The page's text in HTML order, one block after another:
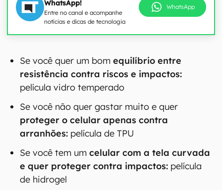
WhatsApp!
Entre no canal e acompanhe
notícias e dicas de tecnologia
WhatsApp
00:00/04:07
Se você quer um bom